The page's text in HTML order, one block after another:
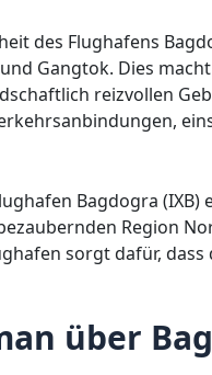
des Flughafens
Gangtok. Dies
reizvollen
Bagdogra
Region
sorgt dafür,
über